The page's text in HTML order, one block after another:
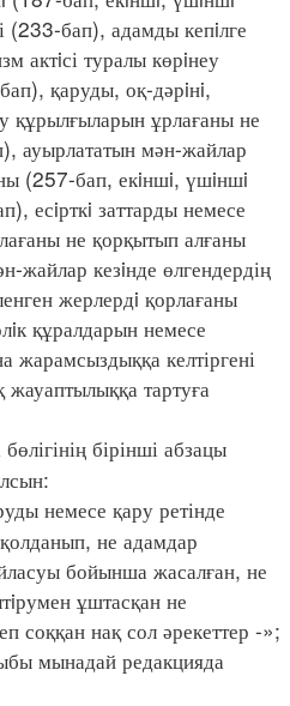
(233-бап), адамды кепiлге
актiсі туралы көрiнеу
қаруды, оқ-дәрiнi,
ұрлағаны не
ауырлататын мән-жайлар
(257-бап, екiншi, үшiншi
есiрткi заттарды немесе
не қорқытып алғаны
жайлар кезiнде өлгендердің
жерлердi қорлағаны
құралдарын немесе
жарамсыздыққа келтіргені
тартуға
бірінші абзацы
немесе қару ретінде
не адамдар
бойынша жасалған, не
ұштасқан не
соққан нақ сол әрекеттер -»;
мынадай редакцияда